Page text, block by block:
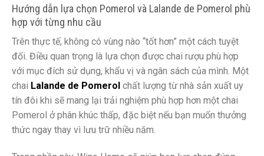
Hướng dẫn lựa chọn Pomerol và Lalande de Pomerol phù
hợp với từng nhu cầu
Trên thực tế, không có vùng nào “tốt hơn” một cách tuyệt
đối. Điều quan trọng là lựa chọn được chai rượu phù hợp
với mục đích sử dụng, khẩu vị và ngân sách của mình. Một
chai Lalande de Pomerol chất lượng từ nhà sản xuất uy
tín đôi khi sẽ mang lại trải nghiệm phù hợp hơn một chai
Pomerol ở phân khúc thấp, đặc biệt nếu bạn muốn thưởng
thức ngay thay vì lưu trữ nhiều năm.